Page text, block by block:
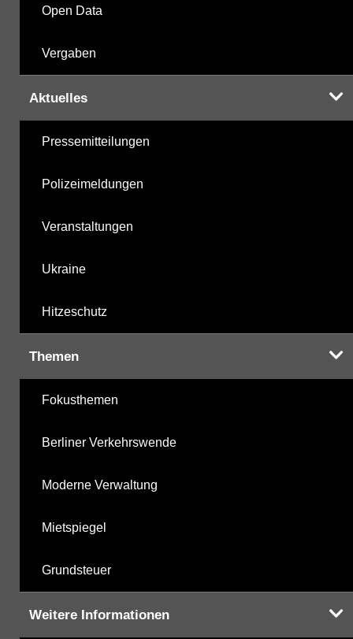
Open Data
Vergaben
Aktuelles
Pressemitteilungen
Polizeimeldungen
Veranstaltungen
Ukraine
Hitzeschutz
Themen
Fokusthemen
Berliner Verkehrswende
Moderne Verwaltung
Mietspiegel
Grundsteuer
Weitere Informationen